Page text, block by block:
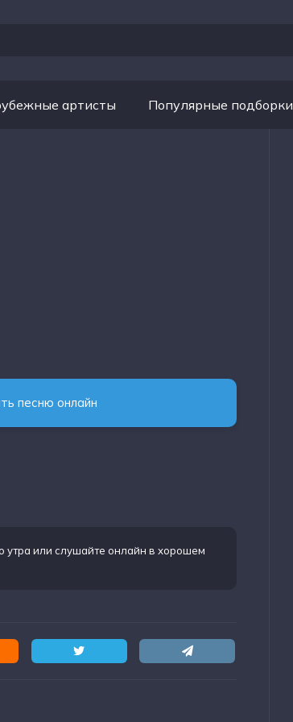
артисты Популярные подборки
песню онлайн
утра или слушайте онлайн в хорошем